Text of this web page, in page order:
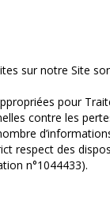
sur notre Site
pour
contre les
des
n°1044433).